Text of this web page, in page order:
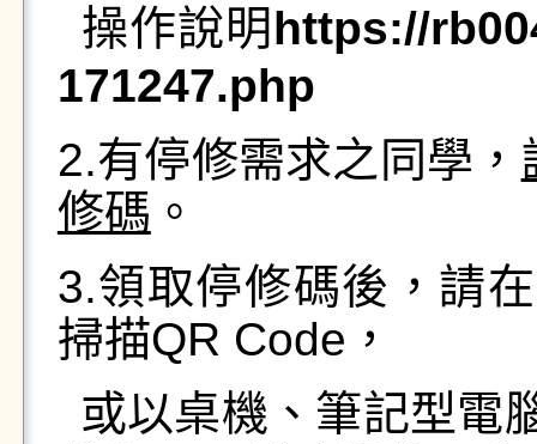
操作說明https://
171247.php
2.有停修需求之同學，
修碼 。
3.領取停修碼後，請
掃描QR Code ，
或以桌機、筆記型電